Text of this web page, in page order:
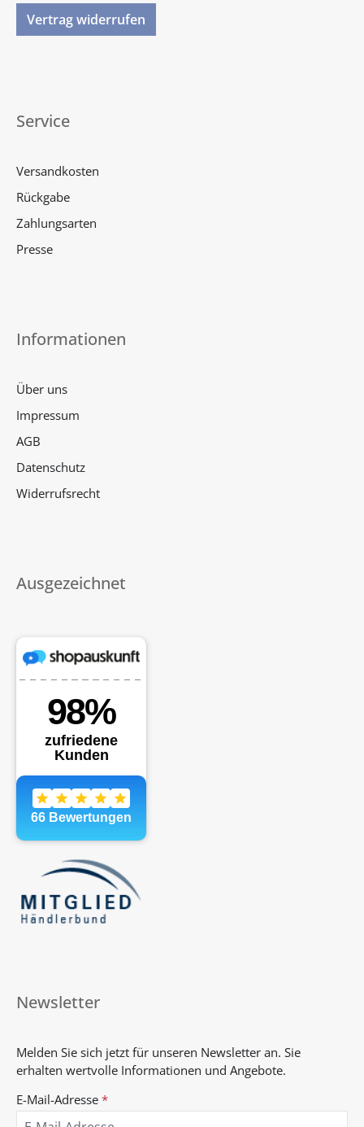
Vertrag widerrufen
Service
Versandkosten
Rückgabe
Zahlungsarten
Presse
Informationen
Über uns
Impressum
AGB
Datenschutz
Widerrufsrecht
Ausgezeichnet
Newsletter
Melden Sie sich jetzt für unseren Newsletter an. Sie
erhalten wertvolle Informationen und Angebote.
E-Mail-Adresse *